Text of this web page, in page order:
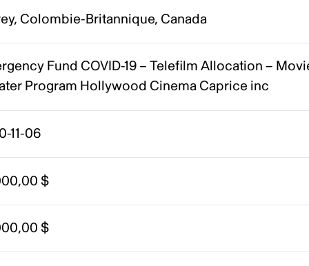
Colombie-Britannique, Canada
Fund COVID-19 – Telefilm Allocation –
Program Hollywood Cinema Caprice inc
11-06
$
$